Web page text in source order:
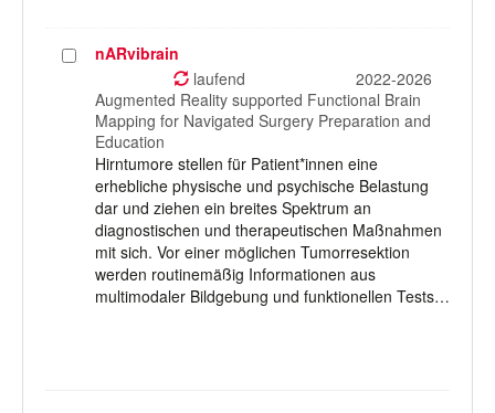
ProjektnARvibrain
laufend
2022-2026
Augmented Reality supported Functional Brain
Mapping for Navigated Surgery Preparation and
Education
Hirntumore stellen für Patient*innen eine
erhebliche physische und psychische Belastung
dar und ziehen ein breites Spektrum an
diagnostischen und therapeutischen Maßnahmen
mit sich. Vor einer möglichen Tumorresektion
werden routinemäßig Informationen aus
multimodaler Bildgebung und funktionellen Tests…